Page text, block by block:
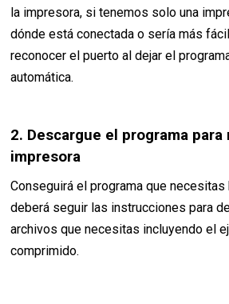
la impresora, si tenemos solo una
dónde está conectada o sería más
reconocer el puerto al dejar el
automática.
2. Descargue el programa para
impresora
Conseguirá el programa que
deberá seguir las instrucciones para
archivos que necesitas incluyendo el
comprimido.